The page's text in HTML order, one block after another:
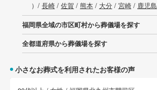
）/ 長崎/ 佐賀 / 熊本/ 大分 / 宮崎/ 鹿児島
福岡県全域の市区町村から葬儀場を探す
全都道府県から葬儀場を探す
小さなお葬式を利用されたお客様の声